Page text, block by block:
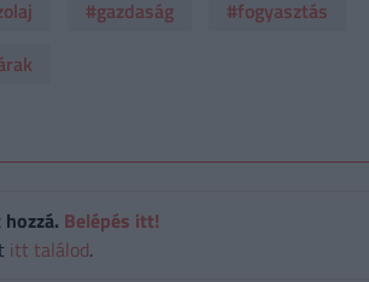
#gazdaság
#fogyasztás
Belépés itt!
itt találod.